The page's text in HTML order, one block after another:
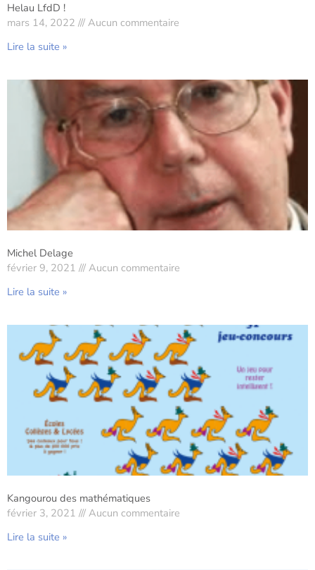
Helau LfdD !
mars 14, 2022
Aucun commentaire
Lire la suite »
Michel Delage
février 9, 2021
Aucun commentaire
Lire la suite »
Kangourou des mathématiques
février 3, 2021
Aucun commentaire
Lire la suite »